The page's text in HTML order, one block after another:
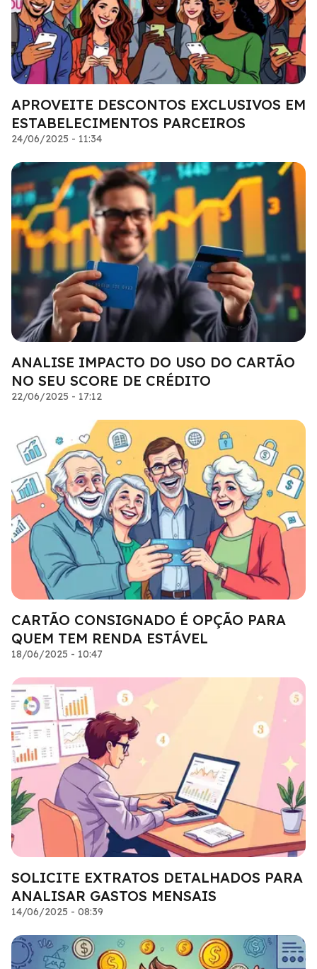
APROVEITE DESCONTOS EXCLUSIVOS EM
ESTABELECIMENTOS PARCEIROS
24/06/2025 - 11:34
ANALISE IMPACTO DO USO DO CARTÃO
NO SEU SCORE DE CRÉDITO
22/06/2025 - 17:12
CARTÃO CONSIGNADO É OPÇÃO PARA
QUEM TEM RENDA ESTÁVEL
18/06/2025 - 10:47
SOLICITE EXTRATOS DETALHADOS PARA
ANALISAR GASTOS MENSAIS
14/06/2025 - 08:39